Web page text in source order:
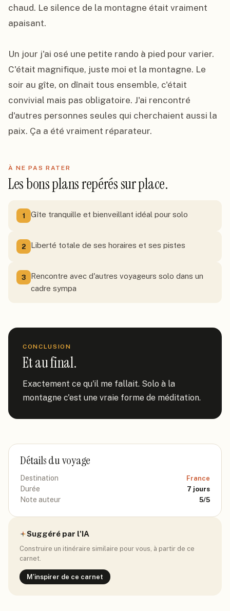
chaud. Le silence de la montagne était vraiment
apaisant.
Un jour j'ai osé une petite rando à pied pour varier.
C'était magnifique, juste moi et la montagne. Le
soir au gîte, on dînait tous ensemble, c'était
convivial mais pas obligatoire. J'ai rencontré
d'autres personnes seules qui cherchaient aussi la
paix. Ça a été vraiment réparateur.
À NE PAS RATER
Les bons plans repérés sur place.
1 Gîte tranquille et bienveillant idéal pour solo
2 Liberté totale de ses horaires et ses pistes
3
Rencontre avec d'autres voyageurs solo dans un
cadre sympa
CONCLUSION
Et au final.
Exactement ce qu'il me fallait. Solo à la
montagne c'est une vraie forme de méditation.
Détails du voyage
Destination France
Durée 7 jours
Note auteur 5/5
Suggéré par l'IA
Construire un itinéraire similaire pour vous, à partir de ce
carnet.
M'inspirer de ce carnet